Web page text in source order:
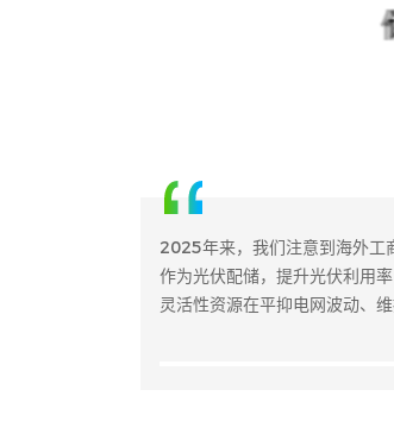
2025年来，我们注意到海外工
作为光伏配储，提升光伏利用
灵活性资源在平抑电网波动、